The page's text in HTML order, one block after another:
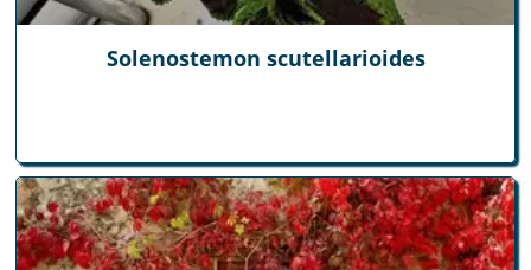
Solenostemon scutellarioides